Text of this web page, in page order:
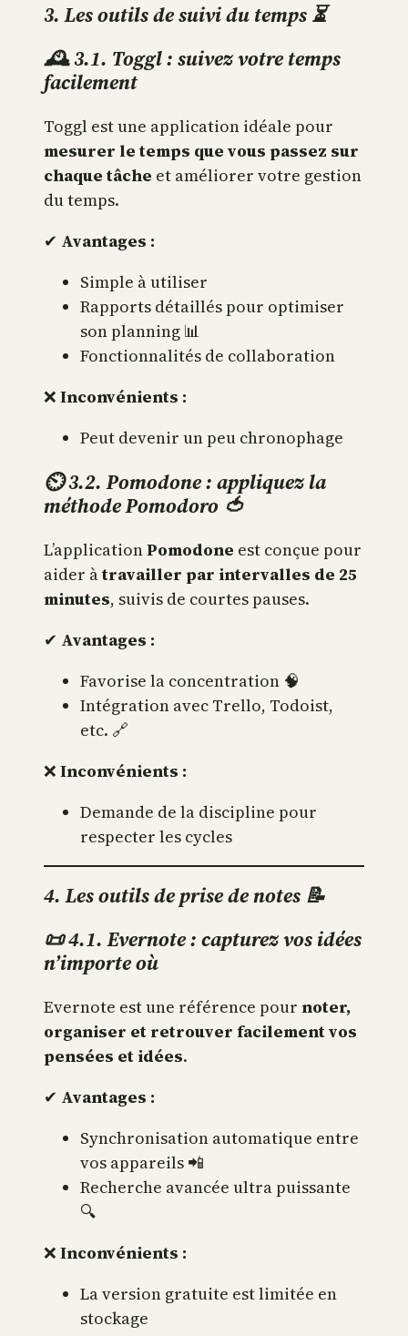
3. Les outils de suivi du temps ⏳
🕰 3.1. Toggl : suivez votre temps
facilement
Toggl est une application idéale pour
mesurer le temps que vous passez sur
chaque tâche et améliorer votre gestion
du temps.
✔ Avantages :
Simple à utiliser
Rapports détaillés pour optimiser
son planning 📊
Fonctionnalités de collaboration
❌ Inconvénients :
Peut devenir un peu chronophage
⏲ 3.2. Pomodone : appliquez la
méthode Pomodoro 🍅
L’applicationPomodone est conçue pour
aider àtravailler par intervalles de 25
minutes, suivis de courtes pauses.
✔ Avantages :
Favorise la concentration 🧠
Intégration avec Trello, Todoist,
etc. 🔗
❌ Inconvénients :
Demande de la discipline pour
respecter les cycles
4. Les outils de prise de notes 📝
📜 4.1. Evernote : capturez vos idées
n’importe où
Evernote est une référence pour noter,
organiser et retrouver facilement vos
pensées et idées.
✔ Avantages :
Synchronisation automatique entre
vos appareils 📲
Recherche avancée ultra puissante
🔍
❌ Inconvénients :
La version gratuite est limitée en
stockage